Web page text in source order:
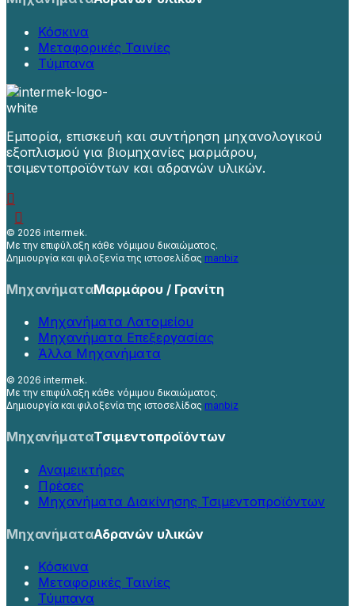
Κόσκινα
Μεταφορικές Ταινίες
Τύμπανα
Εμπορία, επισκευή και συντήρηση μηχανολογικού
εξοπλισμού για βιομηχανίες μαρμάρου,
τσιμεντοπροϊόντων και αδρανών υλικών.
© 2026 intermek.
Με την επιφύλαξη κάθε νόμιμου δικαιώματος.
Δημιουργία και φιλοξενία της ιστοσελίδας manbiz
ΜηχανήματαΜαρμάρου / Γρανίτη
Μηχανήματα Λατομείου
Μηχανήματα Επεξεργασίας
Άλλα Μηχανήματα
© 2026 intermek.
Με την επιφύλαξη κάθε νόμιμου δικαιώματος.
Δημιουργία και φιλοξενία της ιστοσελίδας manbiz
ΜηχανήματαΤσιμεντοπροϊόντων
Αναμεικτήρες
Πρέσες
Μηχανήματα Διακίνησης Τσιμεντοπροϊόντων
ΜηχανήματαΑδρανών υλικών
Κόσκινα
Μεταφορικές Ταινίες
Τύμπανα